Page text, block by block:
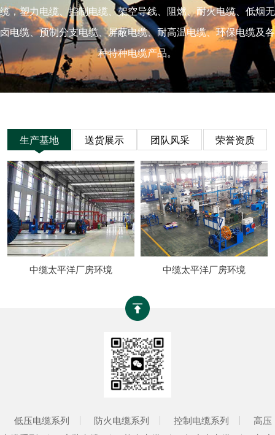
缆，塑力电缆、控制电缆、架空导线、阻燃、耐火电缆、低烟无
卤电缆、预制分支电缆、屏蔽电缆、耐高温电缆、环保电缆及各
种特种电缆产品。
生产基地 送货展示 团队风采 荣誉资质
中缆太平洋厂房环境 中缆太平洋厂房环境
低压电缆系列 防火电缆系列 控制电缆系列
高压